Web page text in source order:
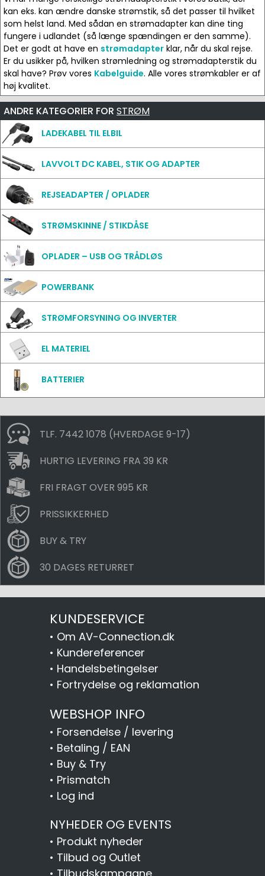
kan eks. kan ændre danske strømstik, så det passer til hvilket
som helst land. Med sådan en strømadapter kan dine ting
fungere i udlandet (så længe spændingen er den samme).
Det er godt at have en strømadapter klar, når du skal rejse.
Er du usikker på, hvilken strømledning og strømadapterstik du
skal have? Prøv vores Kabelguide. Alle vores strømkabler er af
høj kvalitet.
ANDRE KATEGORIER FOR STRØM
LADEKABEL TIL ELBIL
LAVVOLT DC KABEL, STIK OG ADAPTER
REJSEADAPTER / OPLADER
STRØMSKINNE / STIKDÅSE
OPLADER – USB OG TRÅDLØS
POWERBANK
STRØMFORSYNING OG INVERTER
EL MATERIEL
BATTERIER
TLF. 7442 1078 (HVERDAGE 9-17)
HURTIG LEVERING FRA 39 KR
FRI FRAGT OVER 995 KR
PRISSIKKERHED
BUY & TRY
30 DAGES RETURRET
KUNDESERVICE
• Om AV-Connection.dk
• Kundereferencer
• Handelsbetingelser
• Fortrydelse og reklamation
WEBSHOP INFO
• Forsendelse / levering
• Betaling / EAN
• Buy & Try
• Prismatch
• Log ind
NYHEDER OG EVENTS
• Produkt nyheder
• Tilbud og Outlet